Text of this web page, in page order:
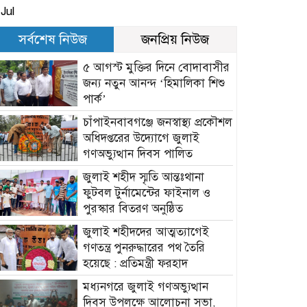
সর্বশেষ নিউজ জনপ্রিয় নিউজ
৫ আগস্ট মুক্তির দিনে বোদাবাসীর
জন্য নতুন আনন্দ ‘হিমালিকা শিশু
পার্ক’
চাঁপাইনবাবগঞ্জে জনস্বাস্থ্য প্রকৌশল
অধিদপ্তরের উদ্যোগে জুলাই
গণঅভ্যুত্থান দিবস পালিত
জুলাই শহীদ স্মৃতি আন্তঃথানা
ফুটবল টুর্নামেন্টের ফাইনাল ও
পুরস্কার বিতরণ অনুষ্ঠিত
জুলাই শহীদদের আত্মত্যাগেই
গণতন্ত্র পুনরুদ্ধারের পথ তৈরি
হয়েছে : প্রতিমন্ত্রী ফরহাদ
মধ্যনগরে জুলাই গণঅভ্যুত্থান
দিবস উপলক্ষে আলোচনা সভা,